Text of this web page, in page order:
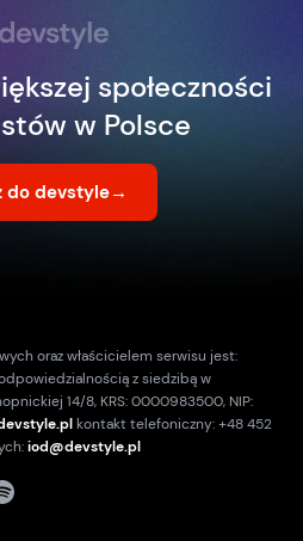
społeczności
w Polsce
do devstyle→
oraz właścicielem serwisu jest:
odpowiedzialnością z siedzibą w
14/8, KRS: 0000983500, NIP:
kontakt telefoniczny: +48 452
iod@devstyle.pl